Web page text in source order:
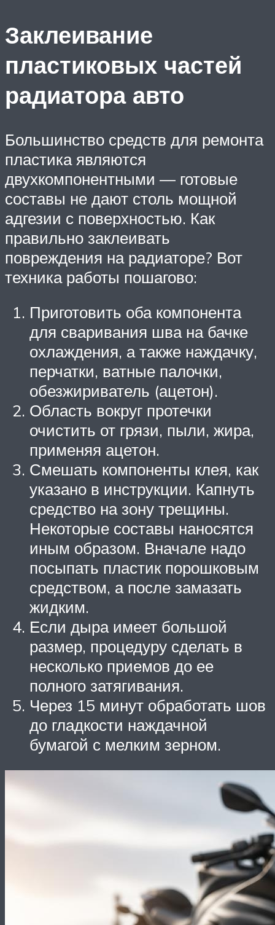
Заклеивание
пластиковых частей
радиатора авто
Большинство средств для ремонта
пластика являются
двухкомпонентными — готовые
составы не дают столь мощной
адгезии с поверхностью. Как
правильно заклеивать
повреждения на радиаторе? Вот
техника работы пошагово:
Приготовить оба компонента
для сваривания шва на бачке
охлаждения, а также наждачку,
перчатки, ватные палочки,
обезжириватель (ацетон).
Область вокруг протечки
очистить от грязи, пыли, жира,
применяя ацетон.
Смешать компоненты клея, как
указано в инструкции. Капнуть
средство на зону трещины.
Некоторые составы наносятся
иным образом. Вначале надо
посыпать пластик порошковым
средством, а после замазать
жидким.
Если дыра имеет большой
размер, процедуру сделать в
несколько приемов до ее
полного затягивания.
Через 15 минут обработать шов
до гладкости наждачной
бумагой с мелким зерном.